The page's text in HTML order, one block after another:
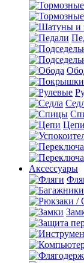
Цепи
Аксессуары